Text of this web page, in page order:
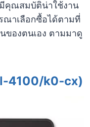
คุณสมบัติน่าใช้งาน
ณาเลือกซื้อได้ตามที่
ของตนเอง ตามมาดู
4100/k0-cx)